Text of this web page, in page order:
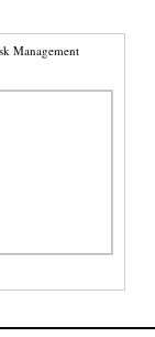
Management